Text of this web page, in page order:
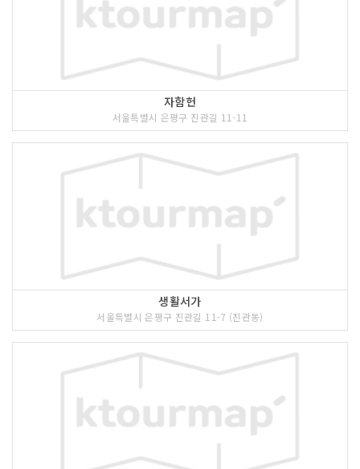
자함헌
서울특별시 은평구 진관길 11-11
생활서가
서울특별시 은평구 진관길 11-7 (진관동)